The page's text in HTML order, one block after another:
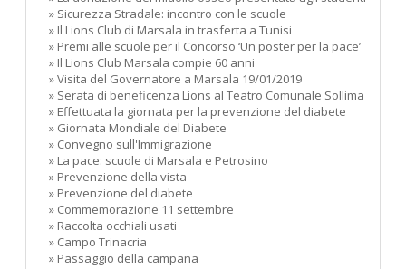
» Sicurezza Stradale: incontro con le scuole
» Il Lions Club di Marsala in trasferta a Tunisi
» Premi alle scuole per il Concorso ‘Un poster per la pace’
» Il Lions Club Marsala compie 60 anni
» Visita del Governatore a Marsala 19/01/2019
» Serata di beneficenza Lions al Teatro Comunale Sollima
» Effettuata la giornata per la prevenzione del diabete
» Giornata Mondiale del Diabete
» Convegno sull'Immigrazione
» La pace: scuole di Marsala e Petrosino
» Prevenzione della vista
» Prevenzione del diabete
» Commemorazione 11 settembre
» Raccolta occhiali usati
» Campo Trinacria
» Passaggio della campana